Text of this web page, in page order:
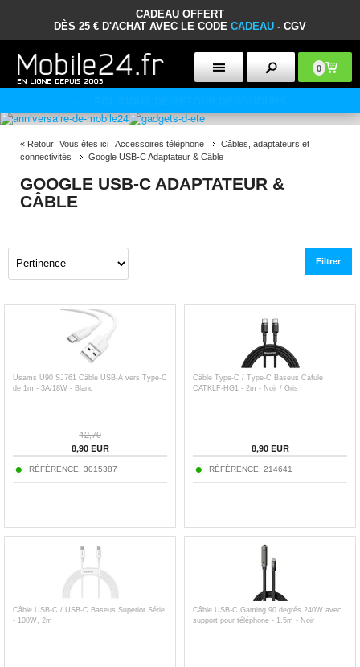
CADEAU OFFERT
DÈS 25 € D'ACHAT AVEC LE CODE CADEAU - CGV
0
« Retour Vous êtes ici : Accessoires téléphone
Câbles, adaptateurs et
connectivités
Google USB-C Adaptateur & Câble
GOOGLE USB-C ADAPTATEUR &
CÂBLE
Filtrer
Usams U90 SJ761 Câble USB-A vers Type-C
de 1m - 3A/18W - Blanc
12,70
8,90EUR
RÉFÉRENCE: 3015387
Câble Type-C / Type-C Baseus Cafule
CATKLF-HG1 - 2m - Noir / Gris
8,90EUR
RÉFÉRENCE: 214641
Câble USB-C / USB-C Baseus Superior Série
- 100W, 2m
Câble USB-C Gaming 90 degrés 240W avec
support pour téléphone - 1.5m - Noir